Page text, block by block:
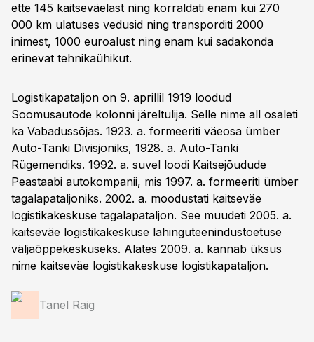
ette 145 kaitseväelast ning korraldati enam kui 270
000 km ulatuses vedusid ning transporditi 2000
inimest, 1000 euroalust ning enam kui sadakonda
erinevat tehnikaühikut.
Logistikapataljon on 9. aprillil 1919 loodud
Soomusautode kolonni järeltulija. Selle nime all osaleti
ka Vabadussõjas. 1923. a. formeeriti väeosa ümber
Auto-Tanki Divisjoniks, 1928. a. Auto-Tanki
Rügemendiks. 1992. a. suvel loodi Kaitsejõudude
Peastaabi autokompanii, mis 1997. a. formeeriti ümber
tagalapataljoniks. 2002. a. moodustati kaitseväe
logistikakeskuse tagalapataljon. See muudeti 2005. a.
kaitseväe logistikakeskuse lahinguteenindustoetuse
väljaõppekeskuseks. Alates 2009. a. kannab üksus
nime kaitseväe logistikakeskuse logistikapataljon.
Tanel Raig